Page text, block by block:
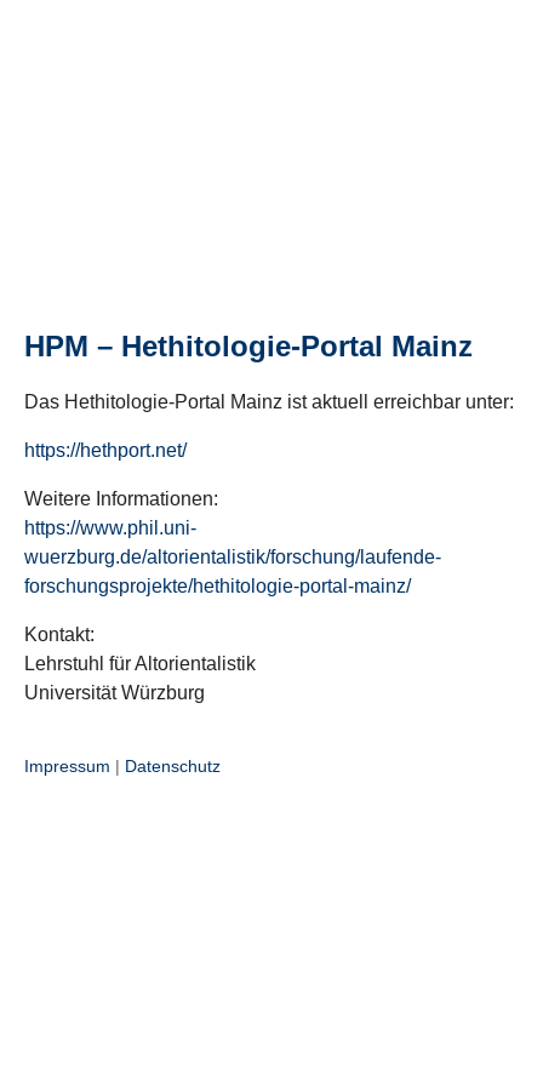
HPM – Hethitologie-Portal Mainz
Das Hethitologie-Portal Mainz ist aktuell erreichbar unter:
https://hethport.net/
Weitere Informationen:
https://www.phil.uni-
wuerzburg.de/altorientalistik/forschung/laufende-
forschungsprojekte/hethitologie-portal-mainz/
Kontakt:
Lehrstuhl für Altorientalistik
Universität Würzburg
Impressum | Datenschutz